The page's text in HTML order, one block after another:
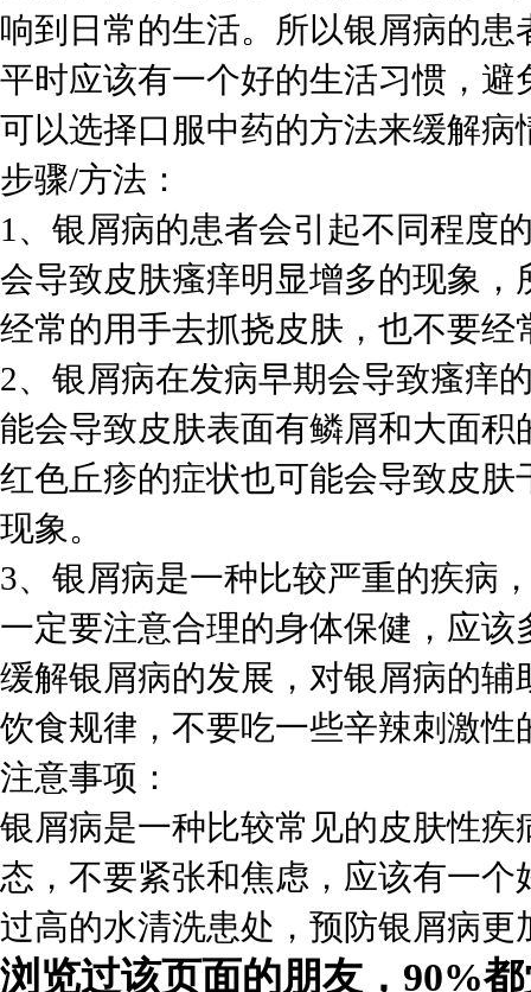
响到日常的生活。所以银屑病的
平时应该有一个好的生活习惯，
可以选择口服中药的方法来缓解病
步骤/方法：
1、银屑病的患者会引起不同程度
会导致皮肤瘙痒明显增多的现象
经常的用手去抓挠皮肤，也不要经
2、银屑病在发病早期会导致瘙痒
能会导致皮肤表面有鳞屑和大面
红色丘疹的症状也可能会导致皮肤
现象。
3、银屑病是一种比较严重的疾病
一定要注意合理的身体保健，应
缓解银屑病的发展，对银屑病的
饮食规律，不要吃一些辛辣刺激性
注意事项：
银屑病是一种比较常见的皮肤性
态，不要紧张和焦虑，应该有一
过高的水清洗患处，预防银屑病更
浏览过该页面的朋友，90%